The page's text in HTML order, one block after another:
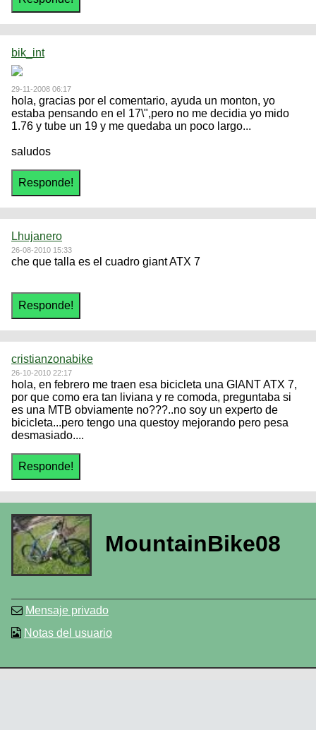
bik_int
29-11-2008 06:17
hola, gracias por el comentario, ayuda un monton, yo
estaba pensando en el 17\",pero no me decidia yo mido
1.76 y tube un 19 y me quedaba un poco largo...
saludos
Lhujanero
26-08-2010 15:33
che que talla es el cuadro giant ATX 7
cristianzonabike
26-10-2010 22:17
hola, en febrero me traen esa bicicleta una GIANT ATX 7,
por que como era tan liviana y re comoda, preguntaba si
es una MTB obviamente no???..no soy un experto de
bicicleta...pero tengo una questoy mejorando pero pesa
desmasiado....
MountainBike08
Mensaje privado
Notas del usuario